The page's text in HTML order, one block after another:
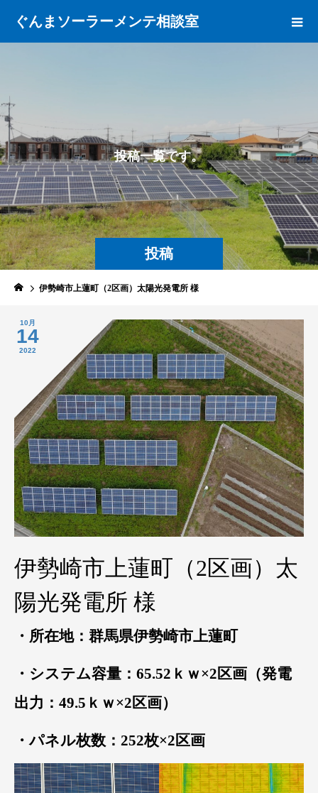
ぐんまソーラーメンテ相談室
投稿
投稿一覧です。
伊勢崎市上蓮町（2区画）太陽光発電所 様
10月
14
2022
伊勢崎市上蓮町（2区画）太
陽光発電所 様
・所在地：群馬県伊勢崎市上蓮町
・システム容量：65.52ｋｗ×2区画（発電
出力：49.5ｋｗ×2区画）
・パネル枚数：252枚×2区画